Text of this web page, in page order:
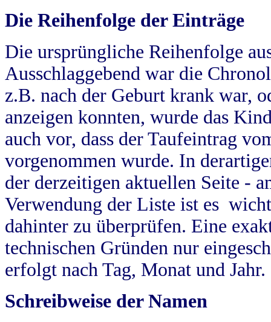
Die Reihenfolge der Einträge
Die ursprüngliche Reihenfolge
Ausschlaggebend war die
z.B. nach der Geburt krank war,
anzeigen konnten, wurde das
auch vor, dass der Taufeintrag
vorgenommen wurde. In
der derzeitigen aktuellen Seite -
Verwendung der Liste ist es
dahinter zu überprüfen. Eine
technischen Gründen nur
erfolgt nach Tag, Monat und Jahr.
Schreibweise der Namen